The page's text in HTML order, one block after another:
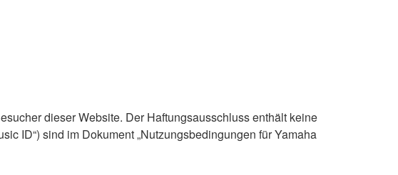
dieser Website. Der Haftungsausschluss enthält keine
ID“) sind im Dokument „Nutzungsbedingungen für Yamaha